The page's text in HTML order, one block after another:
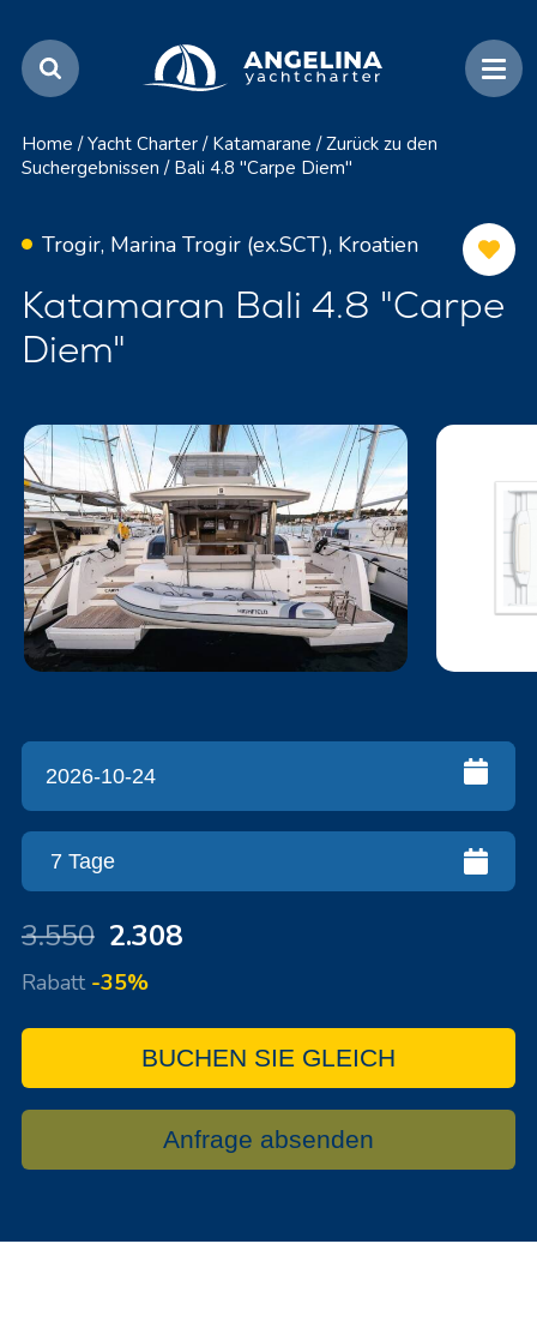
Home / Yacht Charter / Katamarane / Zurück zu den
Suchergebnissen / Bali 4.8 "Carpe Diem"
Trogir, Marina Trogir (ex.SCT), Kroatien
Katamaran Bali 4.8 "Carpe
Diem"
3.550 2.308
Rabatt -35%
BUCHEN SIE GLEICH
Anfrage absenden